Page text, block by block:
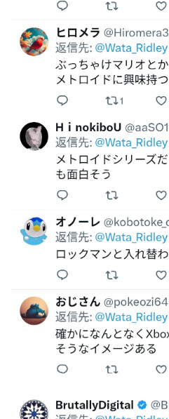
昭和戦隊のロボデザイン、配
【デレマス】 仮面ライダー
タトゥー彫り師さん「刺青入
万再生ｗｗｗｗｗｗ
【悲報】「美人すぎる県警本
本屋に現れた異臭＆浮浪者風
グをパンパンにして無会計で
で？」と本気で困惑ｗｗｗ
【動画】これはお見事。中国
【画像】 キャミイの18万円の
込みがエグすぎる
私の彼に裏表がなさすぎる 第3
【悲報】 めっちゃカメレオン
堂ストアに登場してしまう
やる夫のダンジョン運営記
「創刻のファイアホイール」
TCG・その後」
か…『もう何でも作れそうや